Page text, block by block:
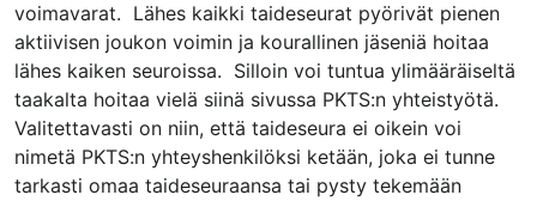
voimavarat. Lähes kaikki taideseurat pyörivät pienen
aktiivisen joukon voimin ja kourallinen jäseniä hoitaa
lähes kaiken seuroissa. Silloin voi tuntua ylimääräiseltä
taakalta hoitaa vielä siinä sivussa PKTS:n yhteistyötä.
Valitettavasti on niin, että taideseura ei oikein voi
nimetä PKTS:n yhteyshenkilöksi ketään, joka ei tunne
tarkasti omaa taideseuraansa tai pysty tekemään